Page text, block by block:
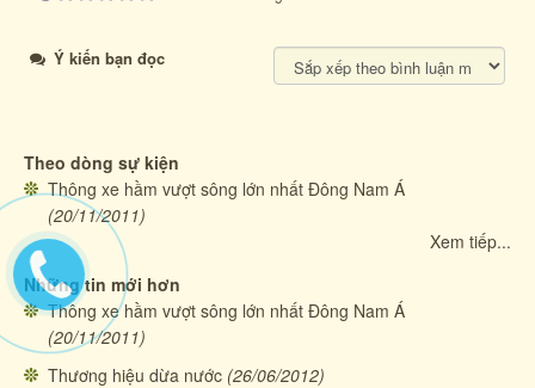
Ý kiến bạn đọc
Theo dòng sự kiện
Thông xe hầm vượt sông lớn nhất Đông Nam Á
(20/11/2011)
Xem tiếp...
Những tin mới hơn
Thông xe hầm vượt sông lớn nhất Đông Nam Á
(20/11/2011)
Thương hiệu dừa nước (26/06/2012)